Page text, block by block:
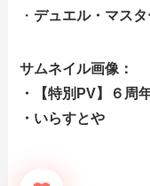
・ デュエル・マス
サムネイル画像：
・【特別PV】６周
・いらすとや